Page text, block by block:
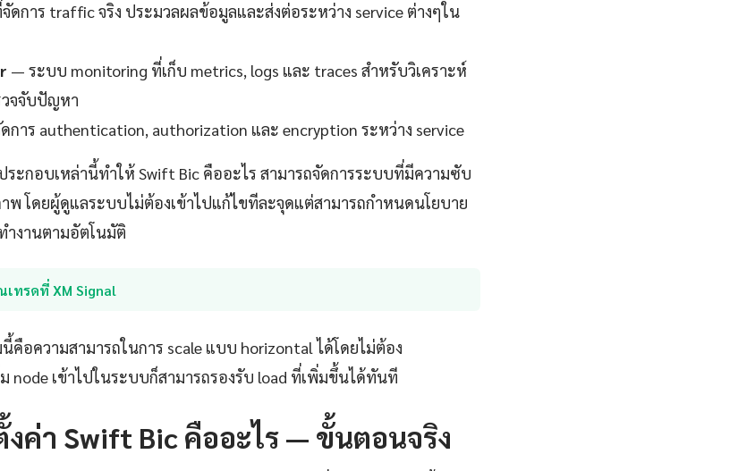
ดการ traffic จริง ประมวลผลข้อมูลและส่งต่อระหว่าง service ต่างๆใน
— ระบบ monitoring ที่เก็บ metrics, logs และ traces สำหรับวิเคราะห์
วจจับปัญหา
การ authentication, authorization และ encryption ระหว่าง service
ะกอบเหล่านี้ทำให้ Swift Bic คืออะไร สามารถจัดการระบบที่มีความซับ
พ โดยผู้ดูแลระบบไม่ต้องเข้าไปแก้ไขทีละจุดแต่สามารถกำหนดนโยบาย
ำงานตามอัตโนมัติ
ทรดที่ XM Signal
อความสามารถในการ scale แบบ horizontal ได้โดยไม่ต้อง
node เข้าไปในระบบก็สามารถรองรับ load ที่เพิ่มขึ้นได้ทันที
ค่า Swift Bic คืออะไร — ขั้นตอนจริง